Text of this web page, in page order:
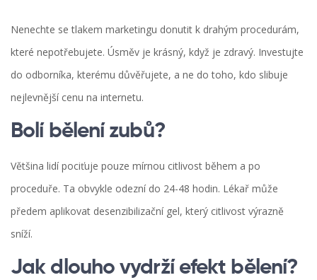
Nenechte se tlakem marketingu donutit k drahým procedurám,
které nepotřebujete. Úsměv je krásný, když je zdravý. Investujte
do odborníka, kterému důvěřujete, a ne do toho, kdo slibuje
nejlevnější cenu na internetu.
Bolí bělení zubů?
Většina lidí pociťuje pouze mírnou citlivost během a po
proceduře. Ta obvykle odezní do 24-48 hodin. Lékař může
předem aplikovat desenzibilizační gel, který citlivost výrazně
sníží.
Jak dlouho vydrží efekt bělení?